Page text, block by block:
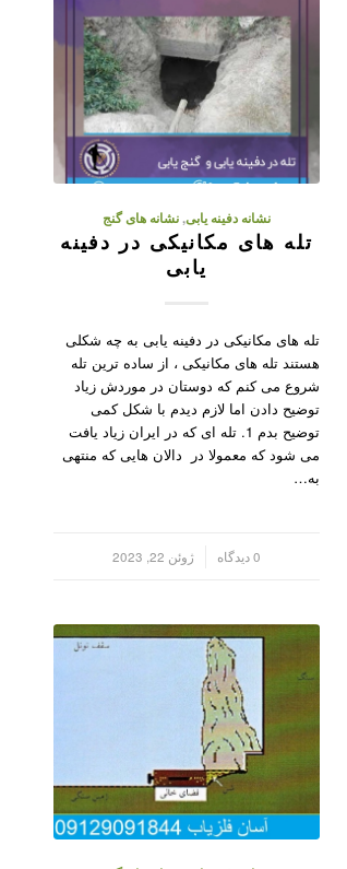
نشانه دفینه یابی,نشانه های گنج
تله های مکانیکی در دفینه
یابی
تله های مکانیکی در دفینه یابی به چه شکلی
هستند تله های مکانیکی ، از ساده ترین تله
شروع می کنم که دوستان در موردش زیاد
توضیح دادن اما لازم دیدم با شکل کمی
توضیح بدم 1. تله ای که در ایران زیاد یافت
می شود که معمولا در دالان هایی که منتهی
به…
0 دیدگاه ژوئن 22, 2023